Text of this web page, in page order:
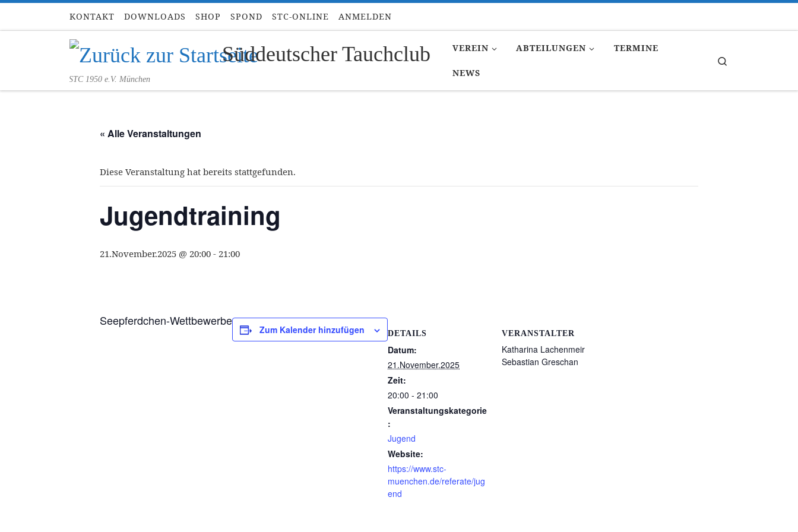
Zum Inhalt springen
KONTAKT DOWNLOADS SHOP SPOND STC-ONLINE ANMELDEN
Süddeutscher Tauchclub
STC 1950 e.V. München
VEREIN ABTEILUNGEN TERMINE
NEWS
« Alle Veranstaltungen
Diese Veranstaltung hat bereits stattgefunden.
Jugendtraining
21.November.2025 @ 20:00 - 21:00
Seepferdchen-Wettbewerbe
Zum Kalender hinzufügen DETAILS
Datum:
21.November.2025
Zeit:
20:00 - 21:00
Veranstaltungskategorie
:
Jugend
Website:
https://www.stc-
muenchen.de/referate/jug
end
VERANSTALTER
Katharina Lachenmeir
Sebastian Greschan